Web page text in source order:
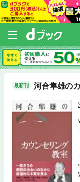
最新刊 河合隼雄の